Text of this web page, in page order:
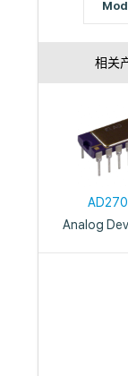
相关
Analog